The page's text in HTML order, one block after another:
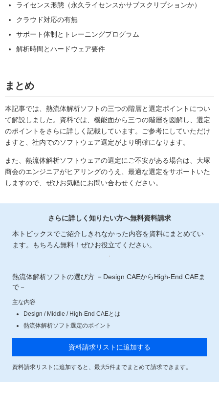
ライセンス形態（永久ライセンスかサブスクリプションか）
クラウド対応の有無
サポート体制とトレーニングプログラム
解析時間とハードウェア要件
まとめ
本記事では、熱流体解析ソフトの三つの階層と選定ポイントについ
て解説しました。資料では、機能面から三つの階層を図解し、選定
のポイントをさらに詳しく記載しています。ご参考にしていただけ
ますと、社内でのソフトウェア選定がより明確になります。
また、熱流体解析ソフトウェアの選定にご不安がある場合は、大塚
商会のエンジニアがヒアリングのうえ、最適な選定をサポートいた
しますので、ぜひお気軽にお問い合わせください。
さらに詳しく知りたい方へ無料資料請求
本トピックスでご紹介しきれなかった内容を資料にまとめてい
ます。もちろん無料！ぜひお役立てください。
熱流体解析ソフトの選び方 －Design CAEからHigh-End CAEま
で－
主な内容
Design / Middle / High-End CAEとは
熱流体解析ソフト選定のポイント
資料請求リストに追加する
資料請求リストに追加すると、最大5件までまとめて請求できます。